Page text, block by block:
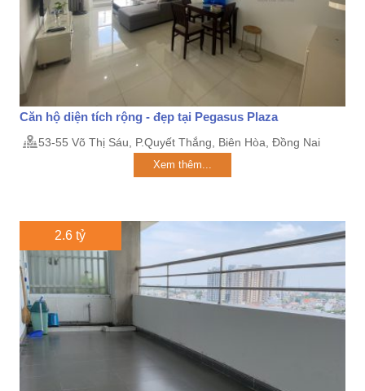
Căn hộ diện tích rộng - đẹp tại Pegasus Plaza
53-55 Võ Thị Sáu, P.Quyết Thắng, Biên Hòa, Đồng Nai
Xem thêm...
2.6 tỷ